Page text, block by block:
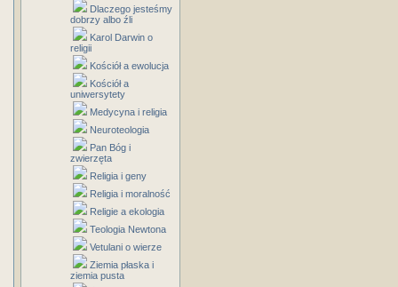
Dlaczego jesteśmy
dobrzy albo źli
Karol Darwin o
religii
Kościół a ewolucja
Kościół a
uniwersytety
Medycyna i religia
Neuroteologia
Pan Bóg i
zwierzęta
Religia i geny
Religia i moralność
Religie a ekologia
Teologia Newtona
Vetulani o wierze
Ziemia płaska i
ziemia pusta